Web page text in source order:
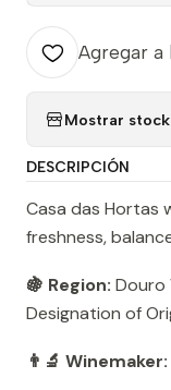
Agregar a
Mostrar
DESCRIPCIÓN
Casa das Hortas
freshness,
🍇 Region: Douro
Designation of
👨‍🔬 Winemaker: